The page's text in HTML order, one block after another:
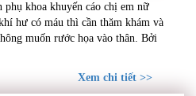
rước họa vào thân
phụ khoa khuyến cáo chị em nữ
hư có máu thì cần thăm khám và
muốn rước họa vào thân. Bởi
Xem chi tiết >>